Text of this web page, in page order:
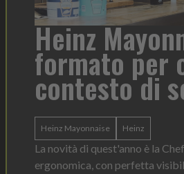
Heinz
formato per
contesto di
Heinz Mayonnaise Heinz
La novità di quest'anno è la
ergonomica, con perfetta